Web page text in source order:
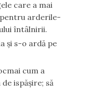
care a mai
arderile-
întâlnirii.
şi s-o ardă pe
cum a
ispăşire; să